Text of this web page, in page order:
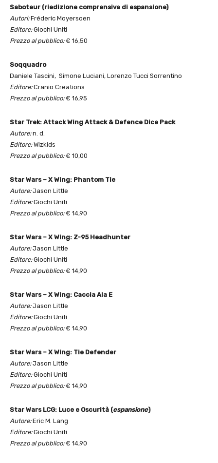
Saboteur (riedizione comprensiva di espansione)
Autori:Fréderic Moyersoen
Editore:Giochi Uniti
Prezzo al pubblico:€ 16,50
Soqquadro
Daniele Tascini, Simone Luciani, Lorenzo Tucci Sorrentino
Editore:Cranio Creations
Prezzo al pubblico:€ 16,95
Star Trek: Attack Wing Attack & Defence Dice Pack
Autore:n. d.
Editore:Wizkids
Prezzo al pubblico:€ 10,00
Star Wars – X Wing: Phantom Tie
Autore:Jason Little
Editore:Giochi Uniti
Prezzo al pubblico:€ 14,90
Star Wars – X Wing: Z-95 Headhunter
Autore:Jason Little
Editore:Giochi Uniti
Prezzo al pubblico:€ 14,90
Star Wars – X Wing: Caccia Ala E
Autore:Jason Little
Editore:Giochi Uniti
Prezzo al pubblico:€ 14,90
Star Wars – X Wing: Tie Defender
Autore:Jason Little
Editore:Giochi Uniti
Prezzo al pubblico:€ 14,90
Star Wars LCG: Luce e Oscurità (espansione)
Autore:Eric M. Lang
Editore:Giochi Uniti
Prezzo al pubblico:€ 14,90